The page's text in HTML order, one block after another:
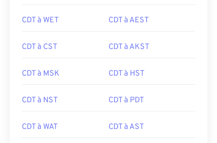
CDT à WET CDT à AEST
CDT à CST CDT à AKST
CDT à MSK CDT à HST
CDT à NST CDT à PDT
CDT à WAT CDT à AST